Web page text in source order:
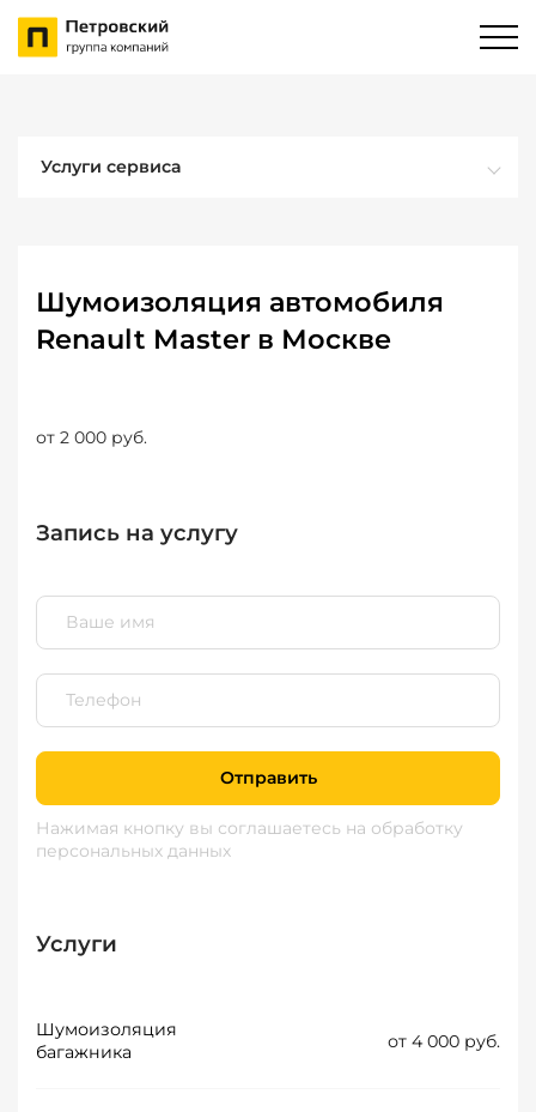
Услуги сервиса
Шумоизоляция автомобиля
Renault Master в Москве
от 2 000 руб.
Запись на услугу
Отправить
Нажимая кнопку вы соглашаетесь на обработку
персональных данных
Услуги
Шумоизоляция
багажника
от 4 000 руб.